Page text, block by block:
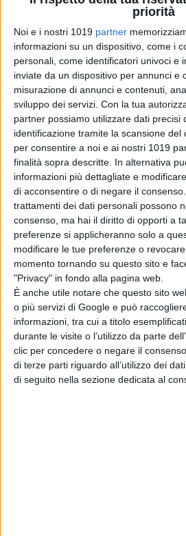
priorità
Noi e i nostri 1019 partner
informazioni su un dispositivo, come i
personali, come identificatori univoci e
inviate da un dispositivo per annunci e
misurazione di annunci e contenuti,
sviluppo dei servizi. Con la tua
partner possiamo utilizzare dati precisi
identificazione tramite la scansione del
per consentire a noi e ai nostri 1019
finalità sopra descritte. In alternativa
informazioni più dettagliate e
di acconsentire o di negare il consenso.
trattamenti dei dati personali possono
consenso, ma hai il diritto di opporti a
preferenze si applicheranno solo a
modificare le tue preferenze o
momento tornando su questo sito e
"Privacy" in fondo alla pagina web.
È anche utile notare che questo sito
o più servizi di Google e può
informazioni, tra cui a titolo
durante le visite o l’utilizzo da parte
clic per concedere o negare il
di terze parti riguardo all’utilizzo dei
di seguito nella sezione dedicata al